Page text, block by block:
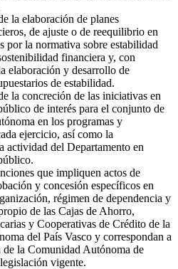
la elaboración de planes
de ajuste o de reequilibrio en
por la normativa sobre estabilidad
financiera y, con
elaboración y desarrollo de
de estabilidad.
la concreción de las iniciativas en
de interés para el conjunto de
en los programas y
ejercicio, así como la
actividad del Departamento en
que impliquen actos de
y concesión específicos en
régimen de dependencia y
de las Cajas de Ahorro,
y Cooperativas de Crédito de la
del País Vasco y correspondan a
la Comunidad Autónoma de
vigente.